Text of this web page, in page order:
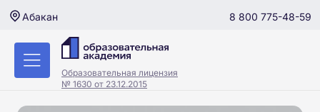
Абакан 8 800 775-48-59
Образовательная лицензия
№ 1630 от 23.12.2015